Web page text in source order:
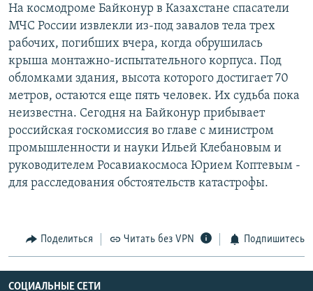
ПОДПИШИТЕСЬ НА РАССЫЛКУ
Все сайты РСЕ/РС
На космодроме Байконур в Казахстане спасатели
МЧС России извлекли из-под завалов тела трех
рабочих, погибших вчера, когда обрушилась
крыша монтажно-испытательного корпуса. Под
обломками здания, высота которого достигает 70
метров, остаются еще пять человек. Их судьба пока
неизвестна. Сегодня на Байконур прибывает
российская госкомиссия во главе с министром
промышленности и науки Ильей Клебановым и
руководителем Росавиакосмоса Юрием Коптевым -
для расследования обстоятельств катастрофы.
Поделиться Читать без VPN Подпишитесь
СОЦИАЛЬНЫЕ СЕТИ